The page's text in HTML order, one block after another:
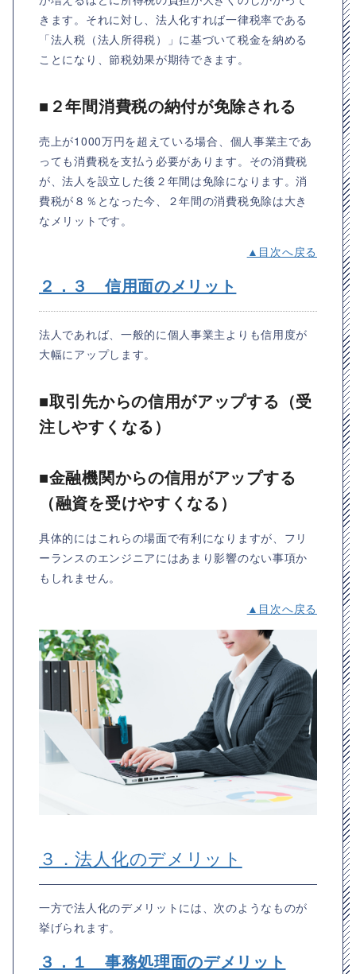
きます。それに対し、法人化すれば一律税率である
「法人税（法人所得税）」に基づいて税金を納める
ことになり、節税効果が期待できます。
■２年間消費税の納付が免除される
売上が1000万円を超えている場合、個人事業主であ
っても消費税を支払う必要があります。その消費税
が、法人を設立した後２年間は免除になります。消
費税が８％となった今、２年間の消費税免除は大き
なメリットです。
▲目次へ戻る
２．３ 信用面のメリット
法人であれば、一般的に個人事業主よりも信用度が
大幅にアップします。
■取引先からの信用がアップする（受
注しやすくなる）
■金融機関からの信用がアップする
（融資を受けやすくなる）
具体的にはこれらの場面で有利になりますが、フリ
ーランスのエンジニアにはあまり影響のない事項か
もしれません。
▲目次へ戻る
３．法人化のデメリット
一方で法人化のデメリットには、次のようなものが
挙げられます。
３．１ 事務処理面のデメリット